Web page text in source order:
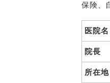
保険、
医院名
院長
所在地